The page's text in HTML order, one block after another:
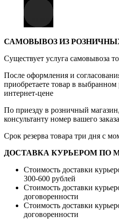
САМОВЫВОЗ ИЗ
Существует услуга самовывоза
После оформления и
приобретаете товар в
интернет-цене
По приезду в розничный
консультанту номер вашего заказа
Срок резерва товара три дня с
ДОСТАВКА КУРЬЕРОМ ПО
Стоимость доставки
300-600 рублей
Стоимость доставки
договоренности
Стоимость доставки
договоренности